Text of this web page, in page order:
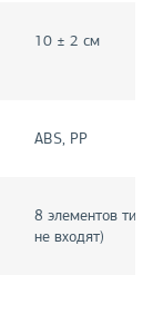
10 ± 2 см
ABS, PP
8 элементов
не входят)